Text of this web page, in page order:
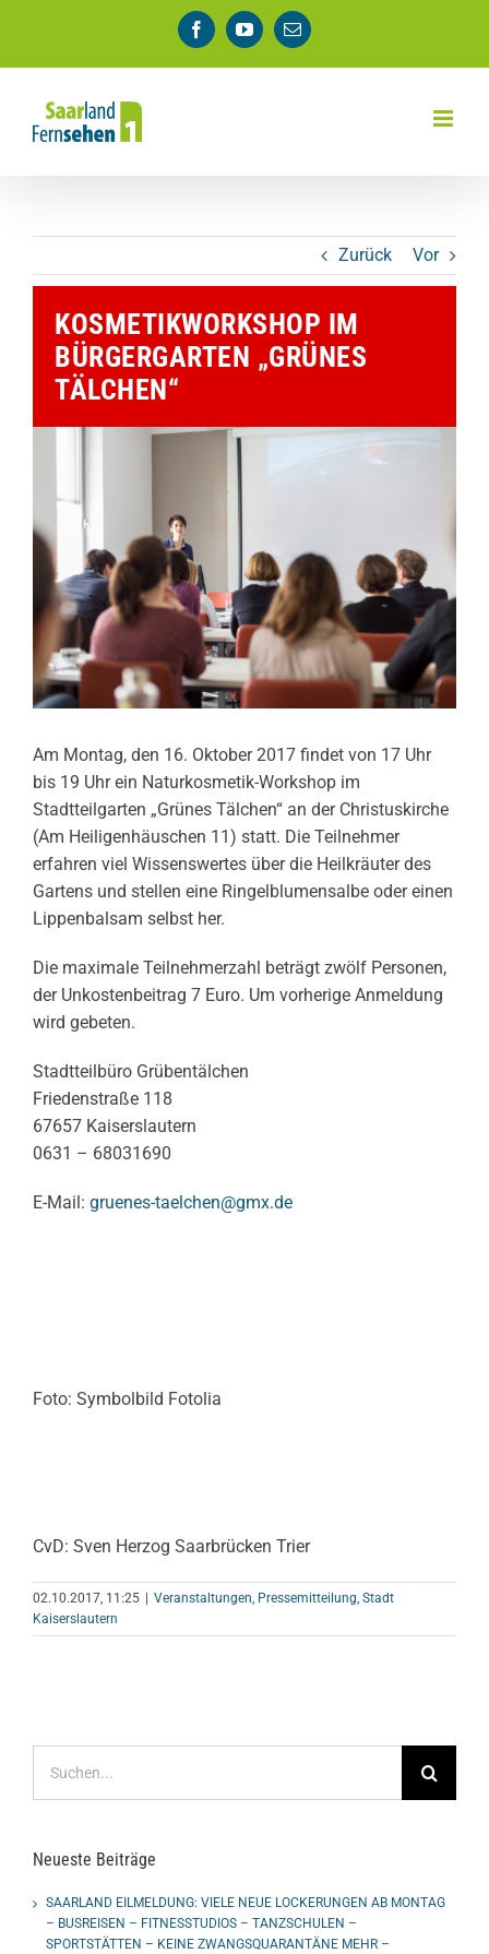
springen
FacebookYouTube
E-
Mail
Zurück Vor
KOSMETIKWORKSHOP IM
BÜRGERGARTEN „GRÜNES
TÄLCHEN“
Am Montag, den 16. Oktober 2017 findet von 17 Uhr
bis 19 Uhr ein Naturkosmetik-Workshop im
Stadtteilgarten „Grünes Tälchen“ an der Christuskirche
(Am Heiligenhäuschen 11) statt. Die Teilnehmer
erfahren viel Wissenswertes über die Heilkräuter des
Gartens und stellen eine Ringelblumensalbe oder einen
Lippenbalsam selbst her.
Die maximale Teilnehmerzahl beträgt zwölf Personen,
der Unkostenbeitrag 7 Euro. Um vorherige Anmeldung
wird gebeten.
Stadtteilbüro Grübentälchen
Friedenstraße 118
67657 Kaiserslautern
0631 – 68031690
E-Mail: gruenes-taelchen@gmx.de
Foto: Symbolbild Fotolia
CvD: Sven Herzog Saarbrücken Trier
02.10.2017, 11:25 Veranstaltungen, Pressemitteilung, Stadt
Kaiserslautern
nach:
Neueste Beiträge
SAARLAND EILMELDUNG: VIELE NEUE LOCKERUNGEN AB MONTAG
– BUSREISEN – FITNESSTUDIOS – TANZSCHULEN –
SPORTSTÄTTEN – KEINE ZWANGSQUARANTÄNE MEHR –